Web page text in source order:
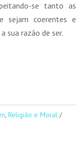
se tanto as
sejam coerentes e
sua razão de ser.
, Religião e Moral